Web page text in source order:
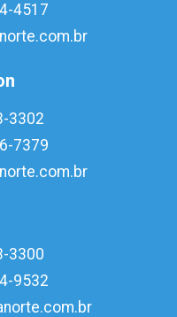
4517
3302
7379
3300
9532